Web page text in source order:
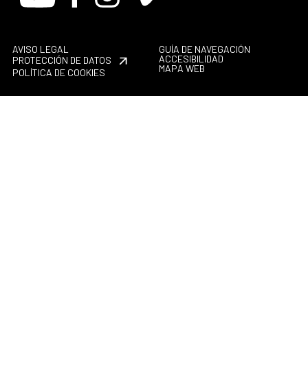
AVISO LEGAL
PROTECCIÓN DE DATOS
POLÍTICA DE COOKIES
GUÍA DE NAVEGACIÓN
ACCESIBILIDAD
MAPA WEB